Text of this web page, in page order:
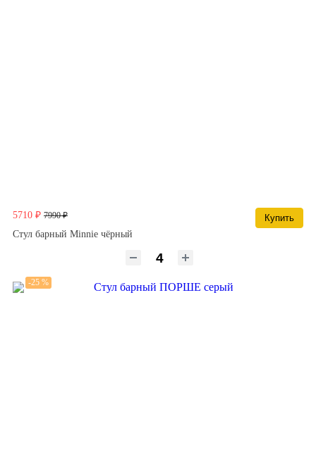
5710 ₽ 7990 ₽
Купить
Стул барный Minnie чёрный
-25 %